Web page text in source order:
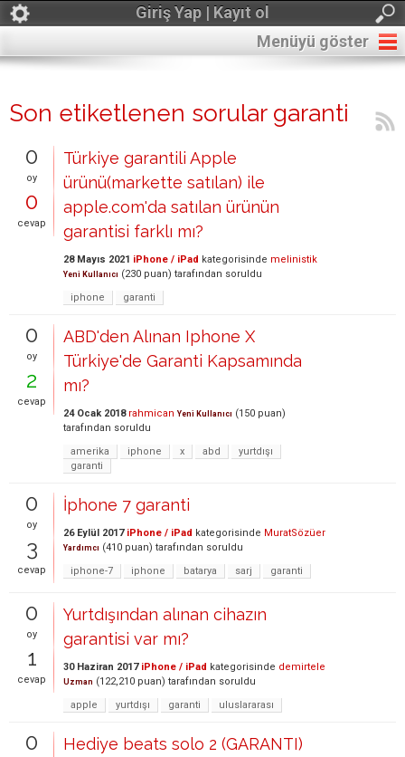
Giriş Yap | Kayıt ol
Menüyü göster
Son etiketlenen sorular garanti
0
oy
0
cevap
Türkiye garantili Apple
ürünü(markette satılan) ile
apple.com'da satılan ürünün
garantisi farklı mı?
28 Mayıs 2021 iPhone / iPad kategorisinde melinistik
Yeni Kullanıcı (230 puan) tarafından soruldu
iphone
garanti
0
oy
2
cevap
ABD'den Alınan Iphone X
Türkiye'de Garanti Kapsamında
mı?
24 Ocak 2018 rahmican Yeni Kullanıcı (150 puan)
tarafından soruldu
amerika
iphone x abd
yurtdışı
garanti
0
oy
3
cevap
İphone 7 garanti
26 Eylül 2017 iPhone / iPad kategorisinde MuratSözüer
Yardımcı (410 puan) tarafından soruldu
iphone-7
iphone batarya sarj garanti
0
oy
1
cevap
Yurtdışından alınan cihazın
garantisi var mı?
30 Haziran 2017 iPhone / iPad kategorisinde demirtele
Uzman (122,210 puan) tarafından soruldu
apple
yurtdışı garanti uluslararası
0 Hediye beats solo 2 (GARANTI)